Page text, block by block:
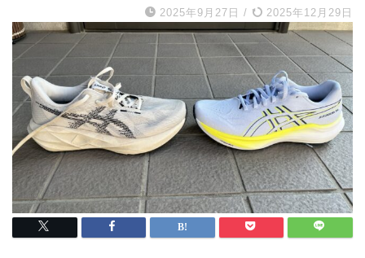
2025年9月27日 / 2025年12月29日